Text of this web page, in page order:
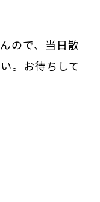
ので、当日散
。お待ちして